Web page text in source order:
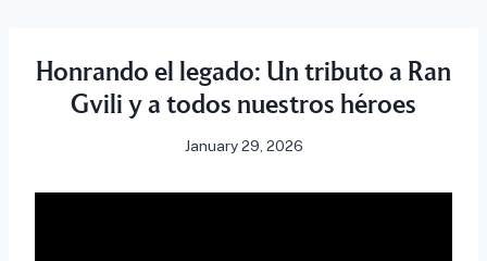
Honrando el legado: Un tributo a Ran
Gvili y a todos nuestros héroes
January 29, 2026